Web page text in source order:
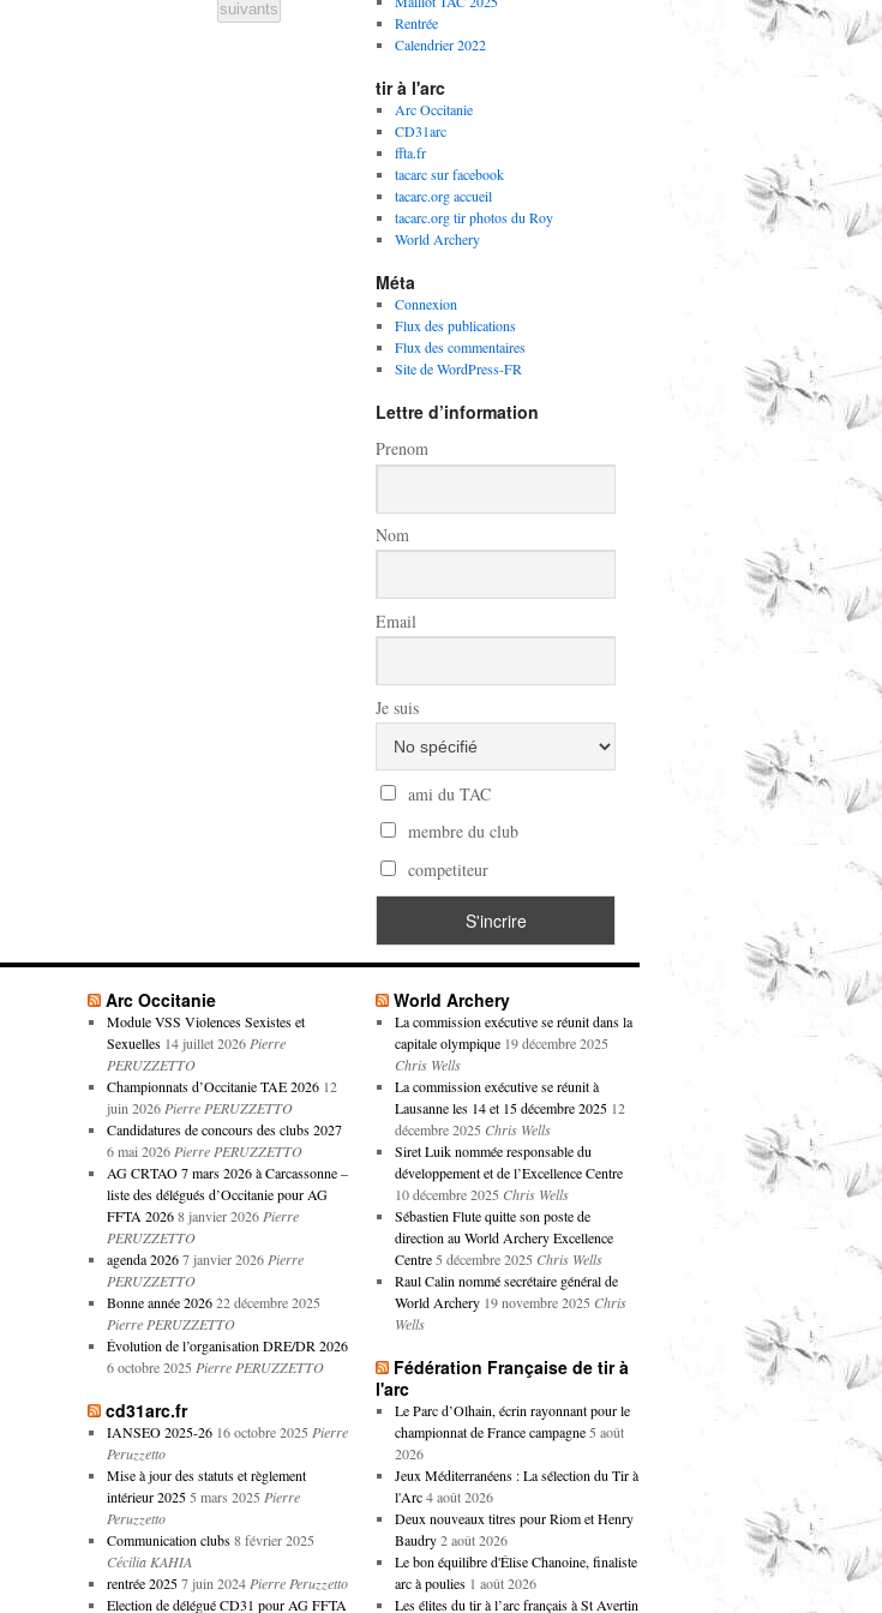
Évènements
suivants
Rentrée
Calendrier 2022
tir à l'arc
Arc Occitanie
CD31arc
ffta.fr
tacarc sur facebook
tacarc.org accueil
tacarc.org tir photos du Roy
World Archery
Méta
Connexion
Flux des publications
Flux des commentaires
Site de WordPress-FR
Lettre d’information
Prenom
Nom
Email
Je suis
ami du TAC
membre du club
competiteur
Arc Occitanie
Module VSS Violences Sexistes et
Sexuelles 14 juillet 2026 Pierre
PERUZZETTO
Championnats d’Occitanie TAE 2026 12
juin 2026 Pierre PERUZZETTO
Candidatures de concours des clubs 2027
6 mai 2026 Pierre PERUZZETTO
AG CRTAO 7 mars 2026 à Carcassonne –
liste des délégués d’Occitanie pour AG
FFTA 2026 8 janvier 2026 Pierre
PERUZZETTO
agenda 2026 7 janvier 2026 Pierre
PERUZZETTO
Bonne année 2026 22 décembre 2025
Pierre PERUZZETTO
Évolution de l’organisation DRE/DR 2026
6 octobre 2025 Pierre PERUZZETTO
cd31arc.fr
IANSEO 2025-26 16 octobre 2025 Pierre
Peruzzetto
Mise à jour des statuts et règlement
intérieur 2025 5 mars 2025 Pierre
Peruzzetto
Communication clubs 8 février 2025
Cécilia KAHIA
rentrée 2025 7 juin 2024 Pierre Peruzzetto
Election de délégué CD31 pour AG FFTA
World Archery
La commission exécutive se réunit dans la
capitale olympique 19 décembre 2025
Chris Wells
La commission exécutive se réunit à
Lausanne les 14 et 15 décembre 2025 12
décembre 2025 Chris Wells
Siret Luik nommée responsable du
développement et de l’Excellence Centre
10 décembre 2025 Chris Wells
Sébastien Flute quitte son poste de
direction au World Archery Excellence
Centre 5 décembre 2025 Chris Wells
Raul Calin nommé secrétaire général de
World Archery 19 novembre 2025 Chris
Wells
Fédération Française de tir à
l'arc
Le Parc d’Olhain, écrin rayonnant pour le
championnat de France campagne 5 août
2026
Jeux Méditerranéens : La sélection du Tir à
l'Arc 4 août 2026
Deux nouveaux titres pour Riom et Henry
Baudry 2 août 2026
Le bon équilibre d'Élise Chanoine, finaliste
arc à poulies 1 août 2026
Les élites du tir à l’arc français à St Avertin